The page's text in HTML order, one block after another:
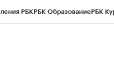
РБКРБК ОбразованиеРБК